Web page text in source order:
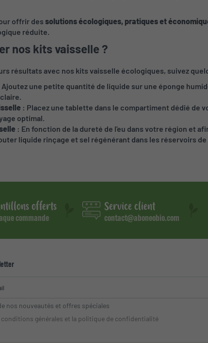
offrir des solutions écologiques, pratiques et
réduite.
nos kits vaisselle ?
résultats avec nos kits vaisselle écologiques, suivez
Ajoutez une petite quantité de liquide sur une éponge
: Placez une tablette dans le compartiment dédié de
optimal.
: En fonction de la dureté de l'eu dans votre région et
liquide rinçage et sel régénérant dans les réservoirs
offerts
commande
Service client
contact@aboneobio.com
nos nouveautés et offres spéciales
conditions générales et la politique de confidentialité